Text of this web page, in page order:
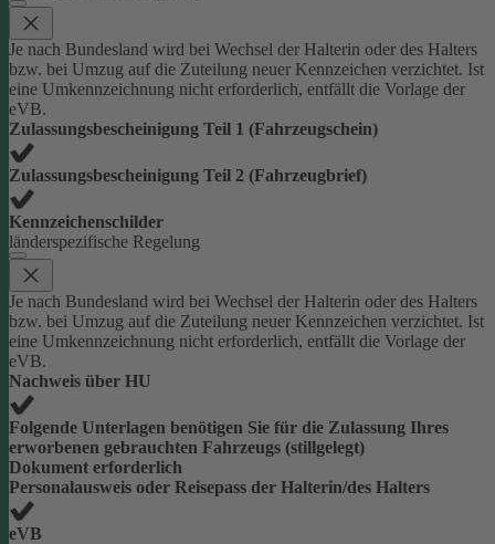
Je nach Bundesland wird bei Wechsel der Halterin oder des Halters
bzw. bei Umzug auf die Zuteilung neuer Kennzeichen verzichtet. Ist
eine Umkennzeichnung nicht erforderlich, entfällt die Vorlage der
eVB.
Zulassungsbescheinigung Teil 1 (Fahrzeugschein)
Zulassungsbescheinigung Teil 2 (Fahrzeugbrief)
Kennzeichenschilder
länderspezifische Regelung
Je nach Bundesland wird bei Wechsel der Halterin oder des Halters
bzw. bei Umzug auf die Zuteilung neuer Kennzeichen verzichtet. Ist
eine Umkennzeichnung nicht erforderlich, entfällt die Vorlage der
eVB.
Nachweis über HU
Folgende Unterlagen benötigen Sie für die Zulassung Ihres
erworbenen gebrauchten Fahrzeugs (stillgelegt)
Dokument erforderlich
Personalausweis oder Reisepass der Halterin/des Halters
eVB